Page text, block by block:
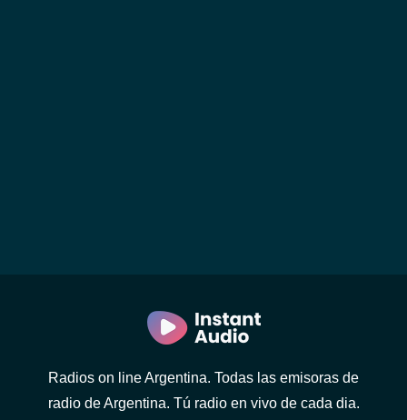
Radios on line Argentina. Todas las emisoras de
radio de Argentina. Tú radio en vivo de cada dia.